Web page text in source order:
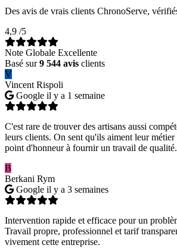
Des avis de vrais clients ChronoServe,
4,9 /5
Note Globale Excellente
Basé sur9 544 avis clients
V
Vincent Rispoli
Google il y a 1 semaine
C'est rare de trouver des artisans aussi
leurs clients. On sent qu'ils aiment leur
point d'honneur à fournir un travail de qualité.
B
Berkani Rym
Google il y a 3 semaines
Intervention rapide et efficace pour un
Travail propre, professionnel et tarif
vivement cette entreprise.